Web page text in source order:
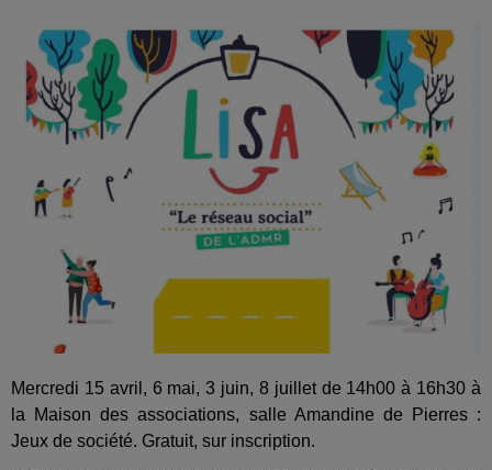
Mercredi 15 avril, 6 mai, 3 juin, 8 juillet de 14h00 à 16h30 à
la Maison des associations, salle Amandine de Pierres :
Jeux de société. Gratuit, sur inscription.